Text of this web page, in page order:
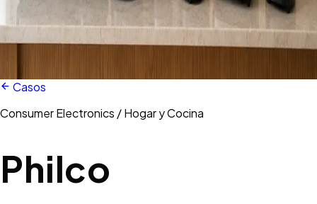
Casos
Consumer Electronics / Hogar y Cocina
Philco